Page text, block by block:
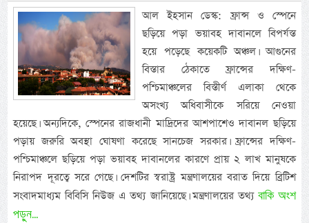
আল ইহসান ডেস্ক: ফ্রান্স ও স্পেনে
ছড়িয়ে পড়া ভয়াবহ দাবানলে বিপর্যস্ত
হয়ে পড়েছে কয়েকটি অঞ্চল। আগুনের
বিস্তার ঠেকাতে ফ্রান্সের দক্ষিণ-
পশ্চিমাঞ্চলের বিস্তীর্ণ এলাকা থেকে
অসংখ্য অধিবাসীকে সরিয়ে নেওয়া
হয়েছে। অন্যদিকে, স্পেনের রাজধানী মাদ্রিদের আশপাশেও দাবানল ছড়িয়ে
পড়ায় জরুরি অবস্থা ঘোষণা করেছে সানচেজ সরকার। ফ্রান্সের দক্ষিণ-
পশ্চিমাঞ্চলে ছড়িয়ে পড়া ভয়াবহ দাবানলের কারণে প্রায় ২ লাখ মানুষকে
নিরাপদ দূরত্বে সরে গেছে। দেশটির স্বরাষ্ট্র মন্ত্রণালয়ের বরাত দিয়ে ব্রিটিশ
সংবাদমাধ্যম বিবিসি নিউজ এ তথ্য জানিয়েছে। মন্ত্রণালয়ের তথ্য বাকি অংশ
পড়ুন...